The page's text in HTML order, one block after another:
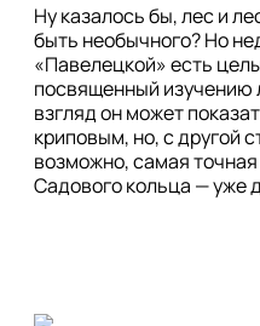
Ну казалось бы, лес и
быть необычного? Но
«Павелецкой» есть
посвященный изучению
взгляд он может
криповым, но, с другой
возможно, самая
Садового кольца — уже